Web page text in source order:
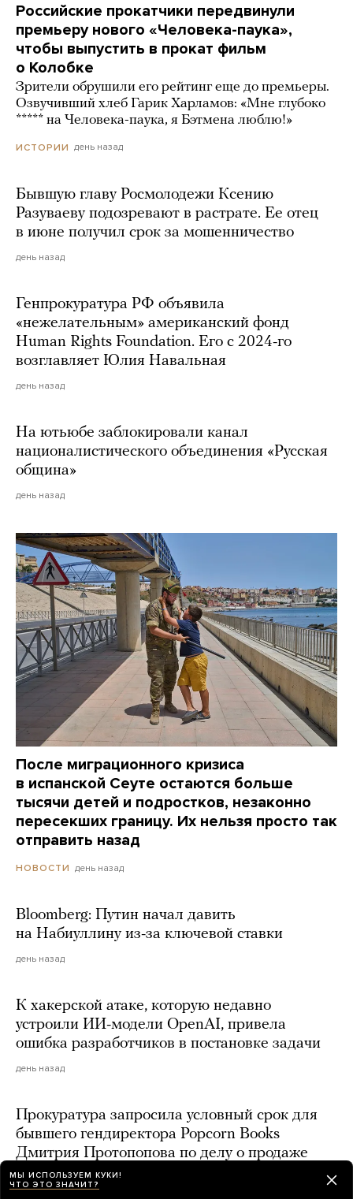
Российские прокатчики передвинули
премьеру нового «Человека-паука»,
чтобы выпустить в прокат фильм
о Колобке
Зрители обрушили его рейтинг еще до премьеры.
Озвучивший хлеб Гарик Харламов: «Мне глубоко
***** на Человека-паука, я Бэтмена люблю!»
ИСТОРИИ день назад
Бывшую главу Росмолодежи Ксению
Разуваеву подозревают в растрате. Ее отец
в июне получил срок за мошенничество
день назад
Генпрокуратура РФ объявила
«нежелательным» американский фонд
Human Rights Foundation. Его с 2024-го
возглавляет Юлия Навальная
день назад
На ютьюбе заблокировали канал
националистического объединения «Русская
община»
день назад
После миграционного кризиса
в испанской Сеуте остаются больше
тысячи детей и подростков, незаконно
пересекших границу. Их нельзя просто так
отправить назад
НОВОСТИ день назад
Bloomberg: Путин начал давить
на Набиуллину из-за ключевой ставки
день назад
К хакерской атаке, которую недавно
устроили ИИ-модели OpenAI, привела
ошибка разработчиков в постановке задачи
день назад
Прокуратура запросила условный срок для
бывшего гендиректора Popcorn Books
Дмитрия Протопопова по делу о продаже
квир-литературы
МЫ ИСПОЛЬЗУЕМ КУКИ!
ЧТО ЭТО ЗНАЧИТ?